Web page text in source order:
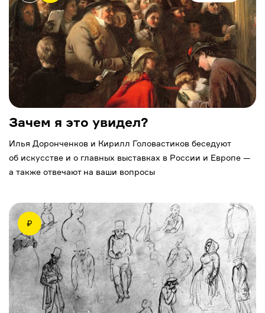
Зачем я это увидел?
Илья Доронченков и Кирилл Головастиков беседуют
об искусстве и о главных выставках в России и Европе —
а также отвечают на ваши вопросы
₽